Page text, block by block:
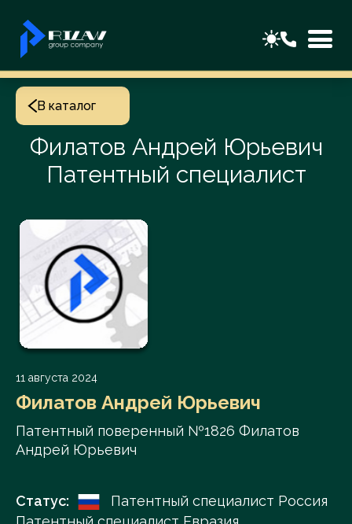
В каталог
Филатов Андрей Юрьевич
Патентный специалист
11 августа 2024
Филатов Андрей Юрьевич
Патентный поверенный №1826 Филатов
Андрей Юрьевич
Статус:
Патентный специалист Россия